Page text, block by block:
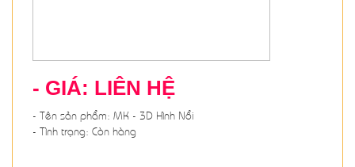
- GIÁ: LIÊN HỆ
- Tên sản phẩm: MK - 3D Hình Nổi
- Tình trạng: Còn hàng